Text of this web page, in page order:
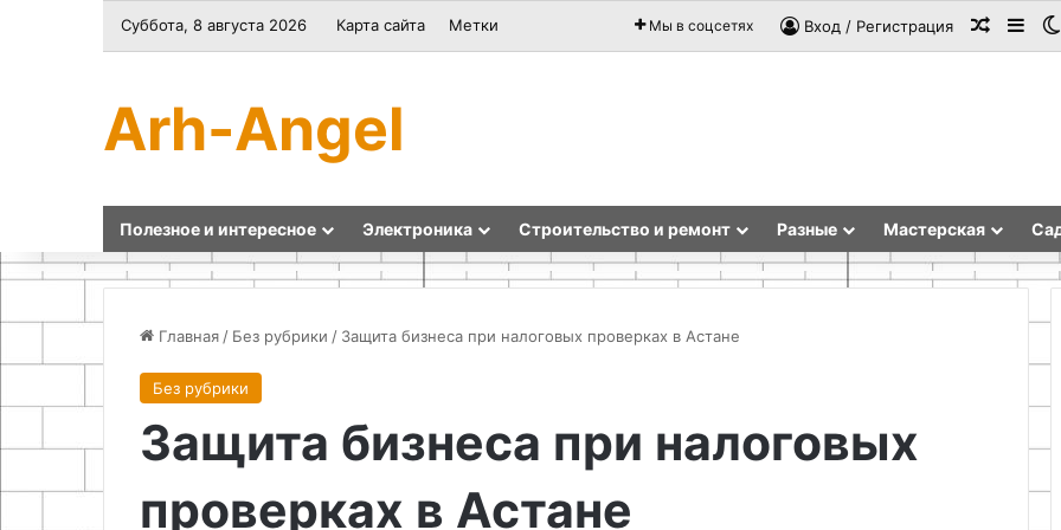
Суббота, 8 августа 2026 Карта сайта Метки Мы в соцсетях Вход / Регистрация
Arh-Angel
Полезное и интересное Электроника Строительство и ремонт Разные Мастерская
Главная / Без рубрики / Защита бизнеса при налоговых проверках в Астане
Без рубрики
Защита бизнеса при налоговых
проверках в Астане
сделать
эффективный
для
сделать
«пьяный»